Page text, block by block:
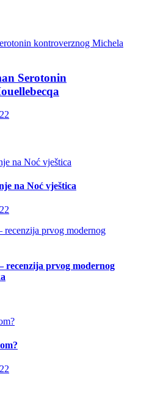
Serotonin
na Noć vještica
recenzija prvog modernog